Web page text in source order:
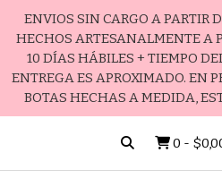
ENVIOS SIN CARGO A PARTIR
HECHOS ARTESANALMENTE A
10 DÍAS HÁBILES + TIEMPO
ENTREGA ES APROXIMADO. EN
BOTAS HECHAS A MEDIDA,
0 -